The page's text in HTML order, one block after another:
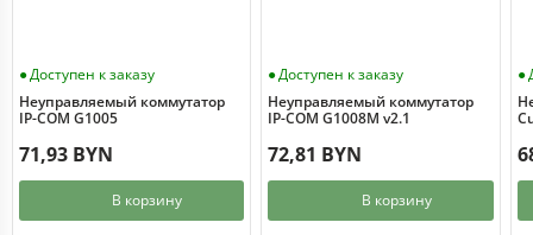
Доступен к заказу
Неуправляемый коммутатор
IP-COM G1005
71,93 BYN
В корзину
Доступен к заказу
Неуправляемый коммутатор
IP-COM G1008M v2.1
72,81 BYN
В корзину